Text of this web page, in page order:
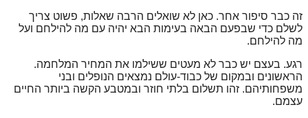
זה כבר סיפור אחר. כאן לא שואלים הרבה שאלות, פשוט צריך
לשלם כדי שבפעם הבאה בעימות הבא יהיה עם מה להילחם ועל
מה להילחם.
רגע. בעצם יש כבר לא מעטים ששילמו את המחיר המלחמה.
הראשונים ובמקום של כבוד-עולם נמצאים הנופלים ובני
משפחותיהם. זהו תשלום בלתי חוזר ובמטבע הקשה ביותר החיים
עצמם.